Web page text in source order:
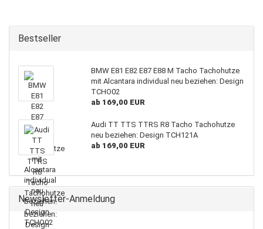
Bestseller
BMW E81 E82 E87 E88 M Tacho Tachohutze
mit Alcantara individual neu beziehen: Design
TCHO02
ab 169,00 EUR
Audi TT TTS TTRS R8 Tacho Tachohutze
neu beziehen: Design TCH121A
ab 169,00 EUR
Newsletter-Anmeldung